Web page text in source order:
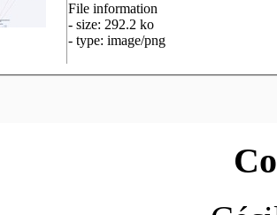
File information
- size: 292.2 ko
- type: image/png